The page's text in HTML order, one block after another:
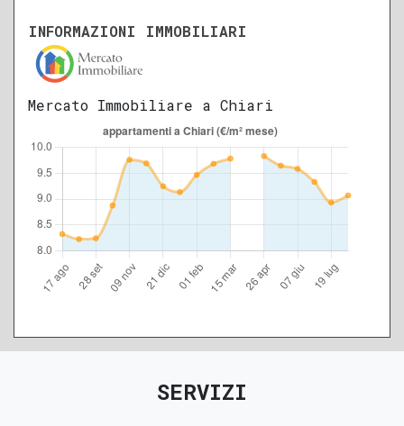
A B
INFORMAZIONI IMMOBILIARI
Mercato Immobiliare a Chiari
SERVIZI